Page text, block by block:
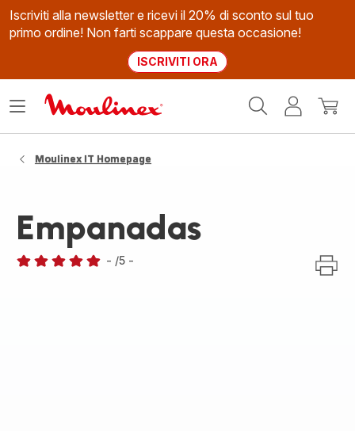
Iscriviti alla newsletter e ricevi il 20% di sconto sul tuo
primo ordine! Non farti scappare questa occasione!
ISCRIVITI ORA
Il
Apri
Moulinex IT Homepage
Empanadas
- /5 -